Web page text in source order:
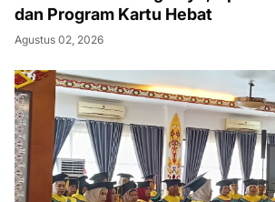
dan Program Kartu Hebat
Agustus 02, 2026